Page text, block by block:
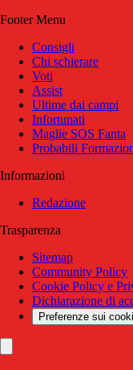
Footer Menu
Consigli
Chi schierare
Voti
Assist
Ultime dai campi
Infortunati
Maglie SOS Fanta
Probabili
Informazioni
Redazione
Trasparenza
Sitemap
Community Policy
Cookie Policy e
Dichiarazione di
Preferenze sui